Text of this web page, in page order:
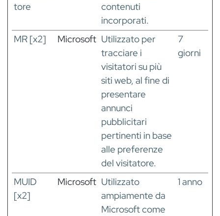
tore
contenuti
incorporati.
MR [x2] Microsoft Utilizzato per
tracciare i
visitatori su più
siti web, al fine di
presentare
annunci
pubblicitari
pertinenti in base
alle preferenze
del visitatore.
7
giorni
MUID
[x2]
Microsoft Utilizzato
ampiamente da
Microsoft come
1 anno